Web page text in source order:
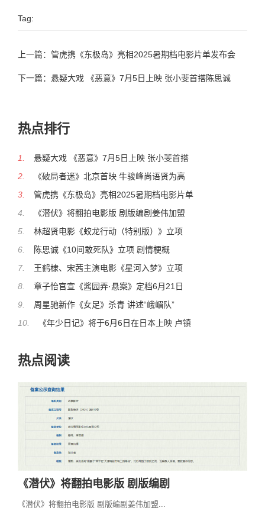
Tag:
上一篇： 管虎携《东极岛》亮相2025暑期档电影片单发布会
下一篇： 悬疑大戏 《恶意》7月5日上映 张小斐首搭陈思诚
热点排行
1.
悬疑大戏 《恶意》7月5日上映 张小斐首搭
2.
《破局者迷》北京首映 牛骏峰尚语贤为高
3.
管虎携《东极岛》亮相2025暑期档电影片单
4.
《潜伏》将翻拍电影版 剧版编剧姜伟加盟
5.
林超贤电影《蛟龙行动（特别版）》立项
6.
陈思诚《10间敢死队》立项 剧情梗概
7.
王鹤棣、宋茜主演电影《星河入梦》立项
8.
章子怡官宣《酱园弄·悬案》定档6月21日
9.
周星驰新作《女足》杀青 讲述“峨嵋队”
10.
《年少日记》将于6月6日在日本上映 卢镇
热点阅读
《潜伏》将翻拍电影版 剧版编剧
《潜伏》将翻拍电影版 剧版编剧姜伟加盟...